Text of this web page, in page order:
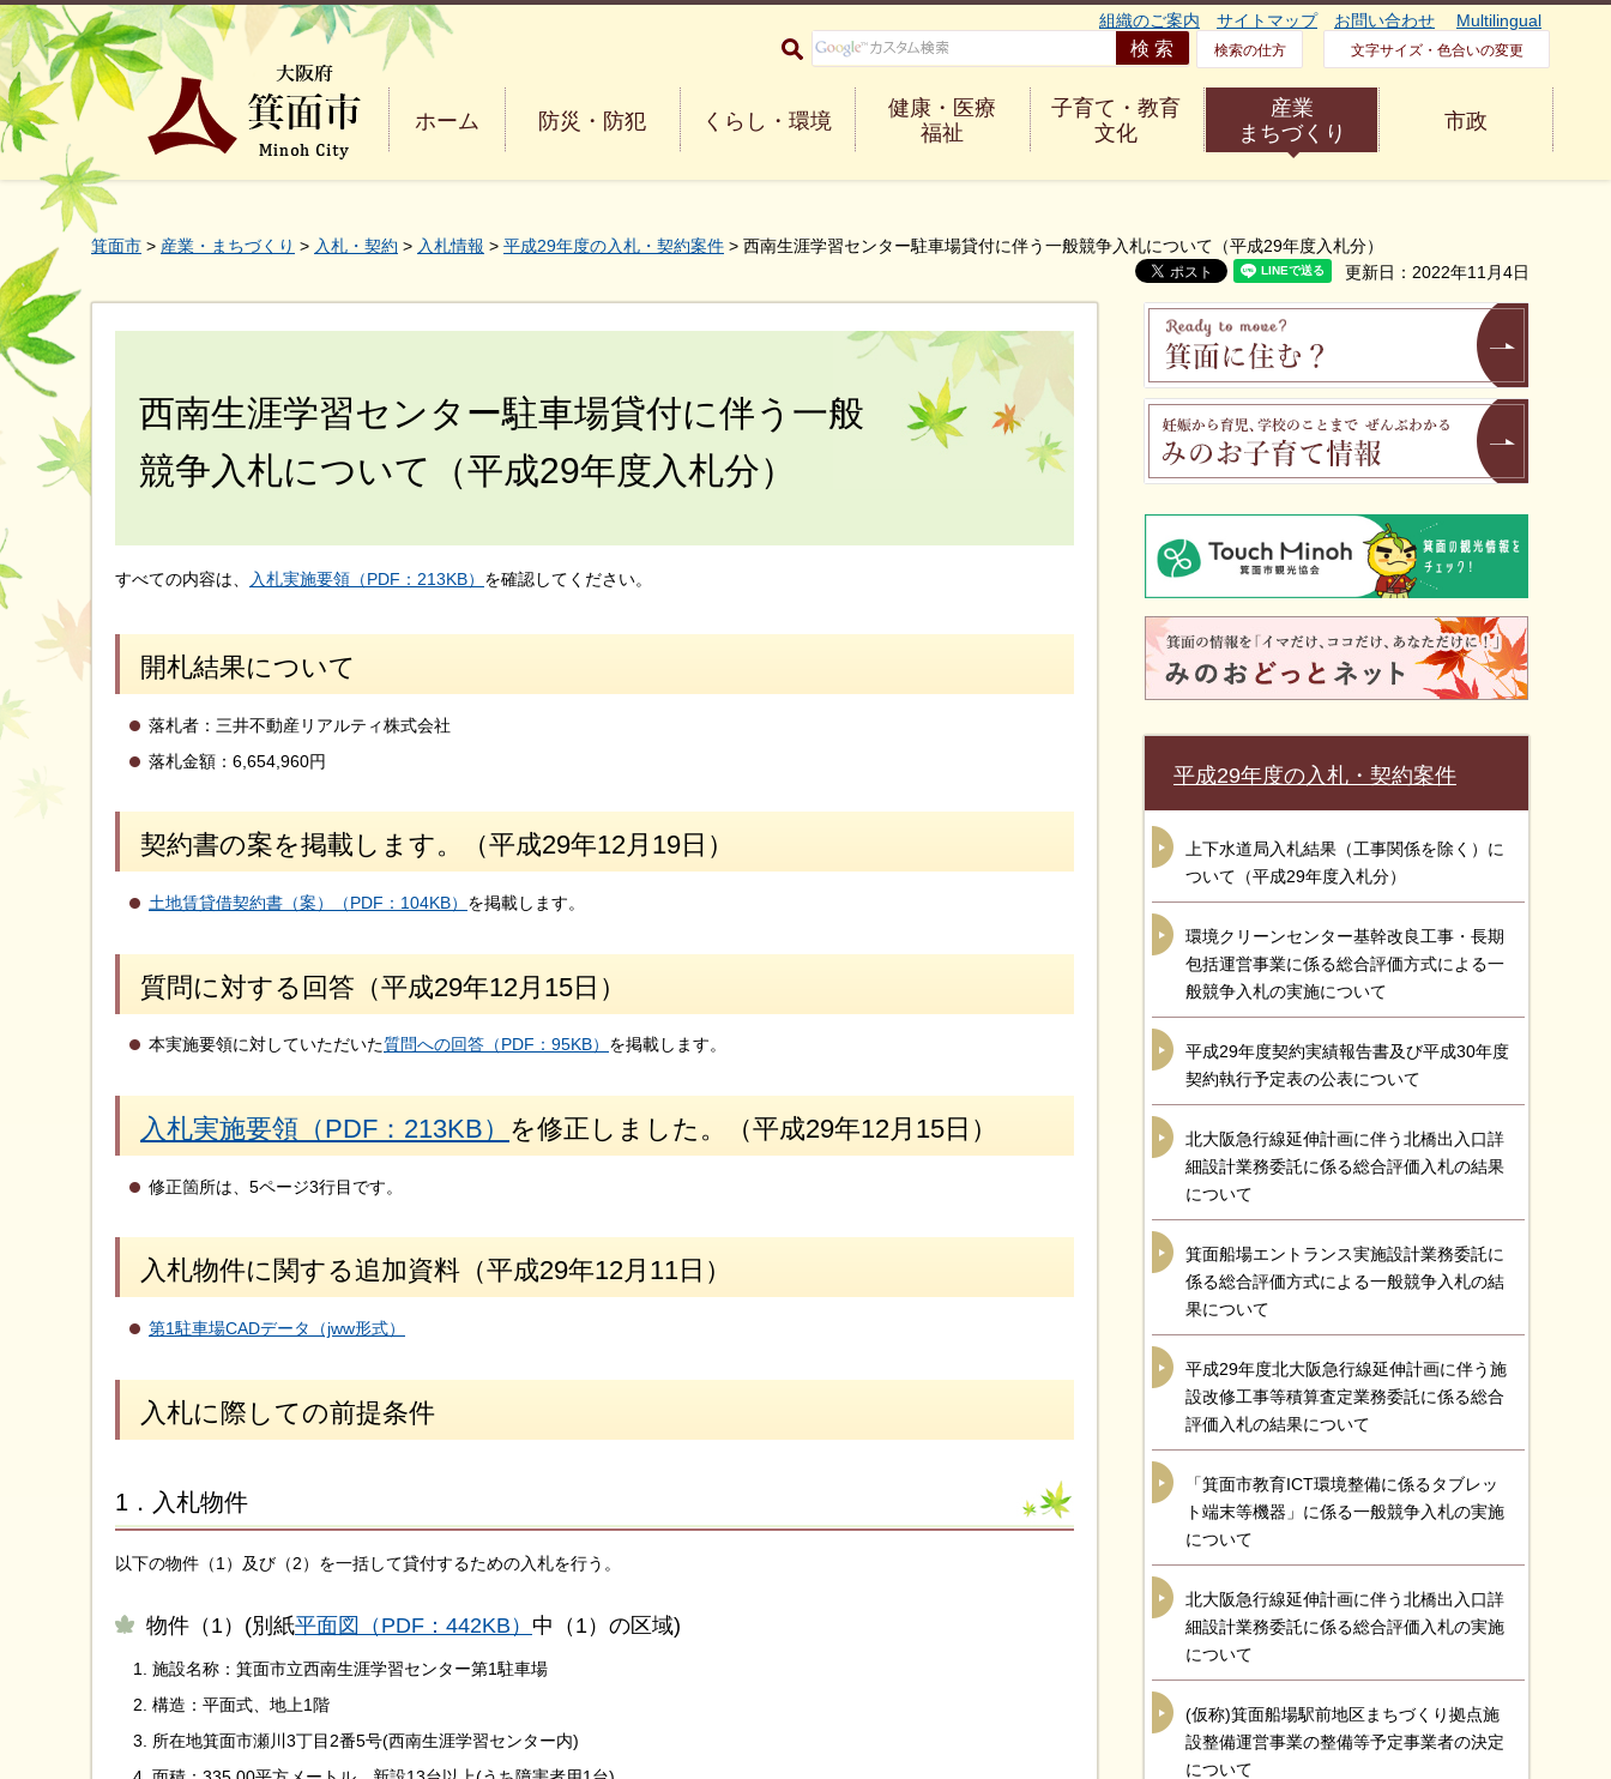
大阪府箕面市 Minoh City
組織のご案内 サイトマップ お問い合わせ Multilingual
検索の仕方 文字サイズ・色合いの変更
ホーム 防災・防犯 くらし・環境
健康・医療
福祉
子育て・教育
文化
産業
まちづくり
市政
箕面市 > 産業・まちづくり > 入札・契約 > 入札情報 > 平成29年度の入札・契約案件 > 西南生涯学習センター駐車場貸付に伴う一般競争入札について（平成29年度入札分）
更新日：2022年11月4日
西南生涯学習センター駐車場貸付に伴う一般
競争入札について（平成29年度入札分）
すべての内容は、 入札実施要領（PDF：213KB） を確認してください。
開札結果について
落札者：三井不動産リアルティ株式会社
落札金額：6,654,960円
契約書の案を掲載します。（平成29年12月19日）
土地賃貸借契約書（案）（PDF：104KB） を掲載します。
質問に対する回答（平成29年12月15日）
本実施要領に対していただいた質問への回答（PDF：95KB） を掲載します。
入札実施要領（PDF：213KB） を修正しました。（平成29年12月15日）
修正箇所は、5ページ3行目です。
入札物件に関する追加資料（平成29年12月11日）
第1駐車場CADデータ（jww形式）
入札に際しての前提条件
1．入札物件
以下の物件（1）及び（2）を一括して貸付するための入札を行う。
物件（1）(別紙平面図（PDF：442KB） 中（1）の区域)
施設名称：箕面市立西南生涯学習センター第1駐車場
構造：平面式、地上1階
所在地箕面市瀬川3丁目2番5号(西南生涯学習センター内)
平成29年度の入札・契約案件
上下水道局入札結果（工事関係を除く）に
ついて（平成29年度入札分）
環境クリーンセンター基幹改良工事・長期
包括運営事業に係る総合評価方式による一
般競争入札の実施について
平成29年度契約実績報告書及び平成30年度
契約執行予定表の公表について
北大阪急行線延伸計画に伴う北橋出入口詳
細設計業務委託に係る総合評価入札の結果
について
箕面船場エントランス実施設計業務委託に
係る総合評価方式による一般競争入札の結
果について
平成29年度北大阪急行線延伸計画に伴う施
設改修工事等積算査定業務委託に係る総合
評価入札の結果について
「箕面市教育ICT環境整備に係るタブレッ
ト端末等機器」に係る一般競争入札の実施
について
北大阪急行線延伸計画に伴う北橋出入口詳
細設計業務委託に係る総合評価入札の実施
について
(仮称)箕面船場駅前地区まちづくり拠点施
設整備運営事業の整備等予定事業者の決定
について